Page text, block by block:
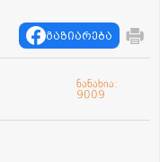
გაზიარება
ნანახია:
9009